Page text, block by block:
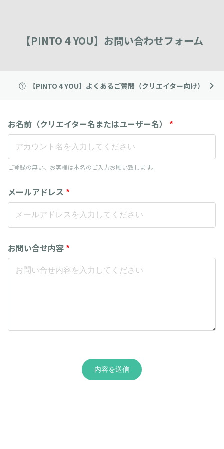
【PINTO 4 YOU】お問い合わせフォーム
【PINTO 4 YOU】よくあるご質問（クリエイター向け）
お名前（クリエイター名またはユーザー名） *
ご登録の無い、お客様は本名のご入力お願い致します。
メールアドレス *
お問い合せ内容 *
内容を送信